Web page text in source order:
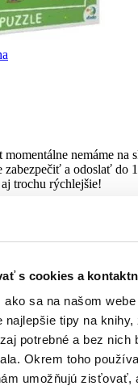
s cookies a
sa na našom
tipy na knihy,
potrebné a bez nich
Okrem toho
umožňujú zisťovať,
momentálne nemáme na
zabezpečiť a odoslať do
trochu rýchlejšie!
poradiť knihu?
pomocník Sherlock vám ju s
pomocník